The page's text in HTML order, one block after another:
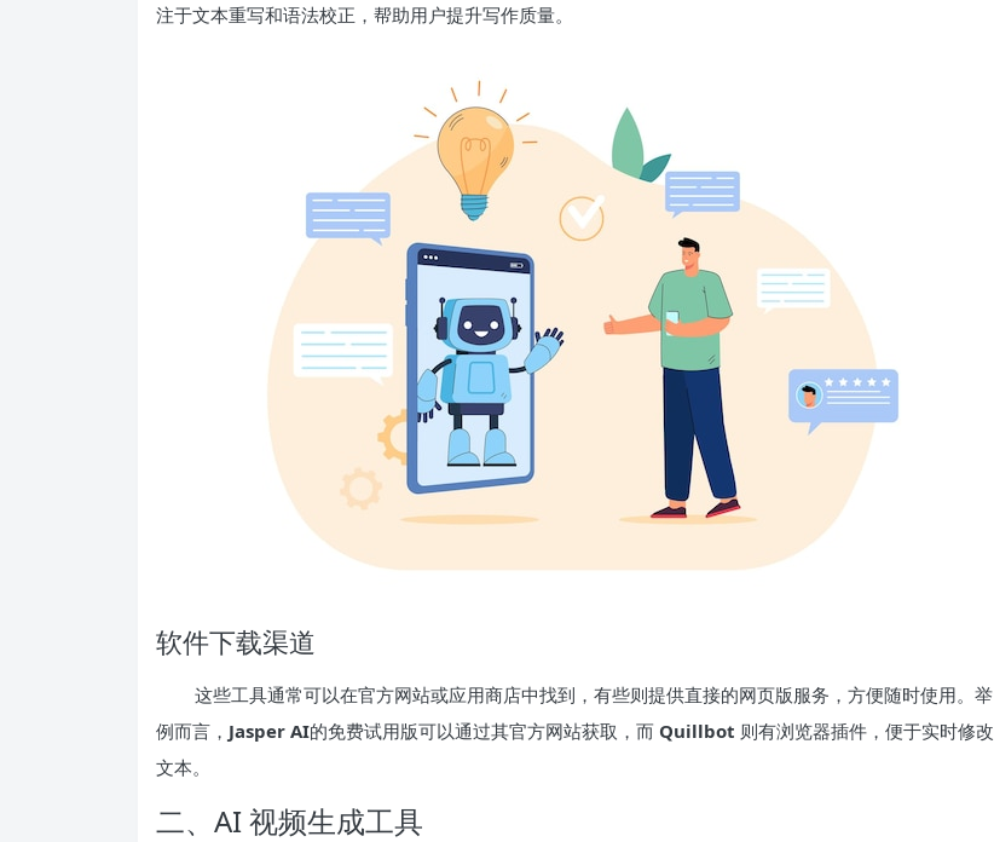
注于文本重写和语法校正，帮助用户提升写作质量。
软件下载渠道
这些工具通常可以在官方网站或应用商店中找到，有些则提供直接的网页版服务，方便随时使用。举
例而言， Jasper AI的免费试用版可以通过其官方网站获取，而 Quillbot 则有浏览器插件，便于实时修改
文本。
二、AI 视频生成工具